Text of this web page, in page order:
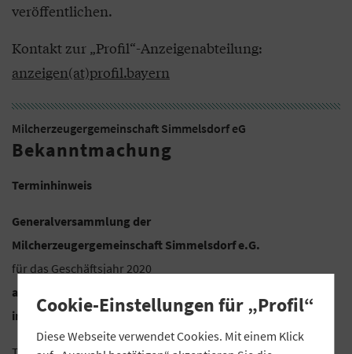
veröffentlichen.
Kontakt zur „Profil“-Anzeigenabteilung:
anzeigen(at)profil.bayern
Milcherzeugergemeinschaft Simmelsdorf eG
Bekanntmachung
Terminhinweis
Generalversammlung der
Milcherzeugergemeinschaft Simmelsdorf e.G.
für das Geschäftsjahr 2020
am Donnerstag, 23. September 2021, um 19:30 Uhr,
in Lauf-Heuchling, Gasthaus „Zur Linde“ – Wollner-Saal
Cookie-Einstellungen für „Profil“
Diese Webseite verwendet Cookies. Mit einem Klick